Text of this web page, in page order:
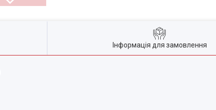
Інформація для замовлення